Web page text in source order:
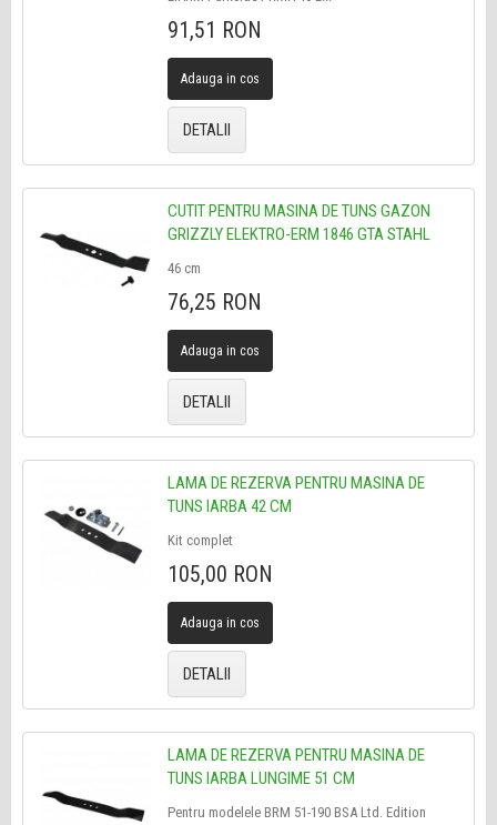
91,51 RON
Adauga in cos
DETALII
CUTIT PENTRU MASINA DE TUNS GAZON
GRIZZLY ELEKTRO-ERM 1846 GTA STAHL
46 cm
76,25 RON
Adauga in cos
DETALII
LAMA DE REZERVA PENTRU MASINA DE
TUNS IARBA 42 CM
Kit complet
105,00 RON
Adauga in cos
DETALII
LAMA DE REZERVA PENTRU MASINA DE
TUNS IARBA LUNGIME 51 CM
Pentru modelele BRM 51-190 BSA Ltd. Edition